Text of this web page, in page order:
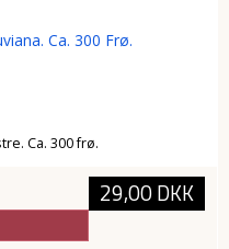
Ca. 300 Frø.
Ca. 300 frø.
29,00 DKK